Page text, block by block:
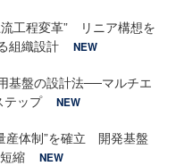
工程変革” リニア構想を
組織設計
NEW
基盤の設計法──マルチエ
テップ
NEW
産体制”を確立 開発基盤
縮
NEW